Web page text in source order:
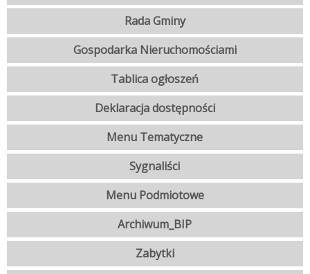
Rada Gminy
Gospodarka Nieruchomościami
Tablica ogłoszeń
Deklaracja dostępności
Menu Tematyczne
Sygnaliści
Menu Podmiotowe
Archiwum_BIP
Zabytki